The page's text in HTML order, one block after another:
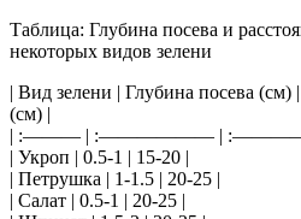
Таблица: Глубина посева и
некоторых видов зелени
| Вид зелени | Глубина посева (см)
(см) |
| :——— | :—————— |
| Укроп | 0.5-1 | 15-20 |
| Петрушка | 1-1.5 | 20-25 |
| Салат | 0.5-1 | 20-25 |